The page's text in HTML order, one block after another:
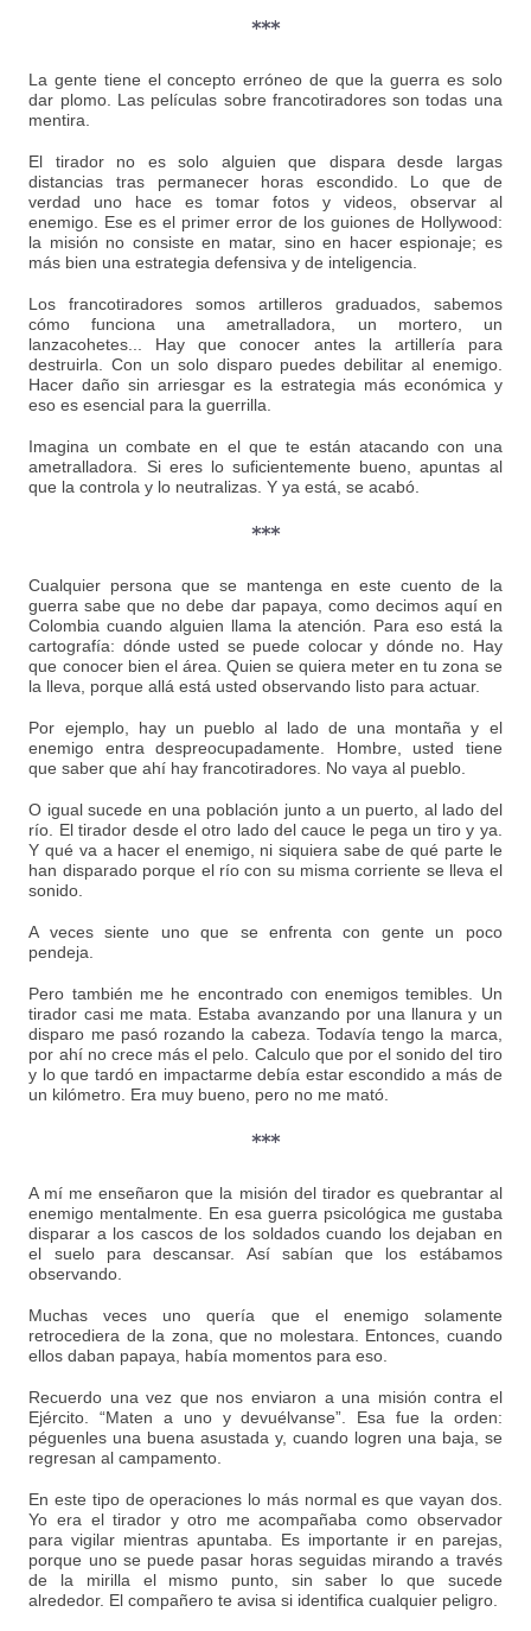
***
La gente tiene el concepto erróneo de que la guerra es solo
dar plomo. Las películas sobre francotiradores son todas una
mentira.
El tirador no es solo alguien que dispara desde largas
distancias tras permanecer horas escondido. Lo que de
verdad uno hace es tomar fotos y videos, observar al
enemigo. Ese es el primer error de los guiones de Hollywood:
la misión no consiste en matar, sino en hacer espionaje; es
más bien una estrategia defensiva y de inteligencia.
Los francotiradores somos artilleros graduados, sabemos
cómo funciona una ametralladora, un mortero, un
lanzacohetes... Hay que conocer antes la artillería para
destruirla. Con un solo disparo puedes debilitar al enemigo.
Hacer daño sin arriesgar es la estrategia más económica y
eso es esencial para la guerrilla.
Imagina un combate en el que te están atacando con una
ametralladora. Si eres lo suficientemente bueno, apuntas al
que la controla y lo neutralizas. Y ya está, se acabó.
***
Cualquier persona que se mantenga en este cuento de la
guerra sabe que no debe dar papaya, como decimos aquí en
Colombia cuando alguien llama la atención. Para eso está la
cartografía: dónde usted se puede colocar y dónde no. Hay
que conocer bien el área. Quien se quiera meter en tu zona se
la lleva, porque allá está usted observando listo para actuar.
Por ejemplo, hay un pueblo al lado de una montaña y el
enemigo entra despreocupadamente. Hombre, usted tiene
que saber que ahí hay francotiradores. No vaya al pueblo.
O igual sucede en una población junto a un puerto, al lado del
río. El tirador desde el otro lado del cauce le pega un tiro y ya.
Y qué va a hacer el enemigo, ni siquiera sabe de qué parte le
han disparado porque el río con su misma corriente se lleva el
sonido.
A veces siente uno que se enfrenta con gente un poco
pendeja.
Pero también me he encontrado con enemigos temibles. Un
tirador casi me mata. Estaba avanzando por una llanura y un
disparo me pasó rozando la cabeza. Todavía tengo la marca,
por ahí no crece más el pelo. Calculo que por el sonido del tiro
y lo que tardó en impactarme debía estar escondido a más de
un kilómetro. Era muy bueno, pero no me mató.
***
A mí me enseñaron que la misión del tirador es quebrantar al
enemigo mentalmente. En esa guerra psicológica me gustaba
disparar a los cascos de los soldados cuando los dejaban en
el suelo para descansar. Así sabían que los estábamos
observando.
Muchas veces uno quería que el enemigo solamente
retrocediera de la zona, que no molestara. Entonces, cuando
ellos daban papaya, había momentos para eso.
Recuerdo una vez que nos enviaron a una misión contra el
Ejército. “Maten a uno y devuélvanse”. Esa fue la orden:
péguenles una buena asustada y, cuando logren una baja, se
regresan al campamento.
En este tipo de operaciones lo más normal es que vayan dos.
Yo era el tirador y otro me acompañaba como observador
para vigilar mientras apuntaba. Es importante ir en parejas,
porque uno se puede pasar horas seguidas mirando a través
de la mirilla el mismo punto, sin saber lo que sucede
alrededor. El compañero te avisa si identifica cualquier peligro.